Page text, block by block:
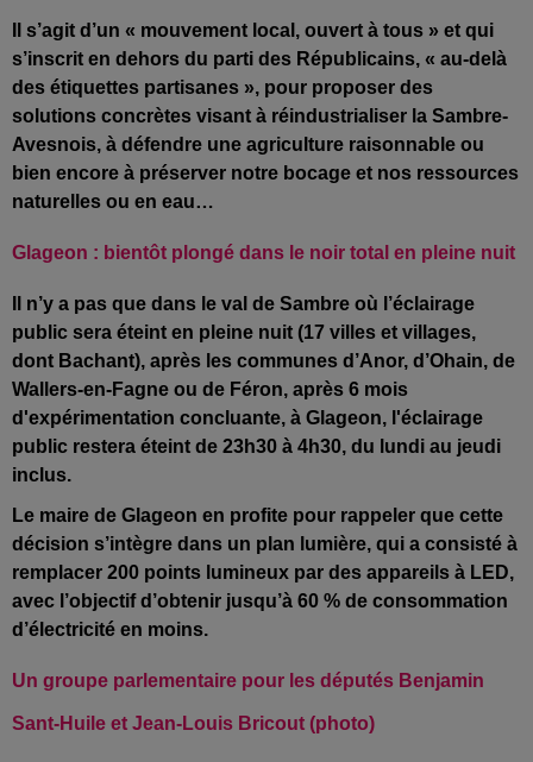
Il s’agit d’un « mouvement local, ouvert à tous » et qui
s’inscrit en dehors du parti des Républicains, « au-delà
des étiquettes partisanes », pour proposer des
solutions concrètes visant à réindustrialiser la Sambre-
Avesnois, à défendre une agriculture raisonnable ou
bien encore à préserver notre bocage et nos ressources
naturelles ou en eau…
Glageon : bientôt plongé dans le noir total en pleine nuit
Il n’y a pas que dans le val de Sambre où l’éclairage
public sera éteint en pleine nuit (17 villes et villages,
dont Bachant), après les communes d’Anor, d’Ohain, de
Wallers-en-Fagne ou de Féron, après 6 mois
d'expérimentation concluante, à Glageon, l'éclairage
public restera éteint de 23h30 à 4h30, du lundi au jeudi
inclus.
Le maire de Glageon en profite pour rappeler que cette
décision s’intègre dans un plan lumière, qui a consisté à
remplacer 200 points lumineux par des appareils à LED,
avec l’objectif d’obtenir jusqu’à 60 % de consommation
d’électricité en moins.
Un groupe parlementaire pour les députés Benjamin
Sant-Huile et Jean-Louis Bricout (photo)